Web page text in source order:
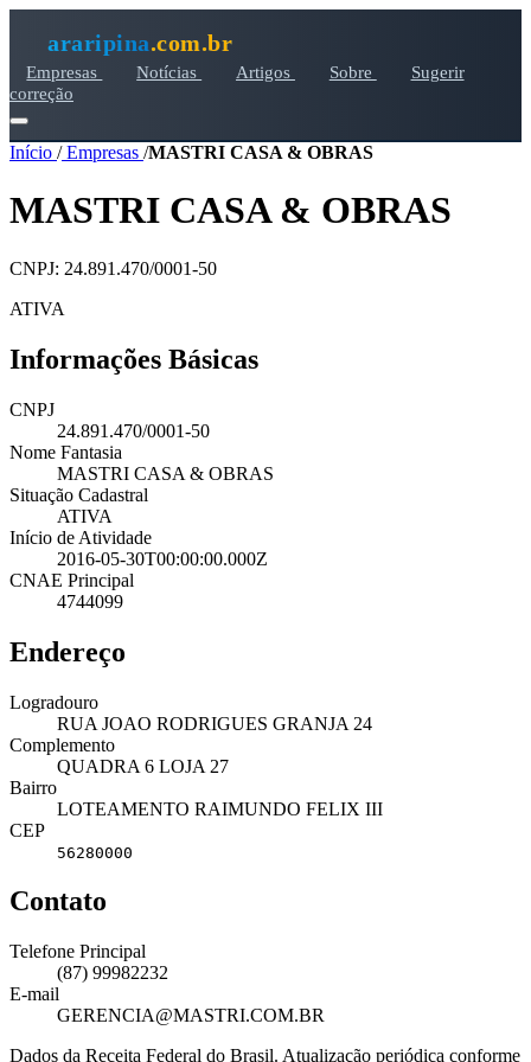
araripina.com.br
Empresas Notícias Artigos Sobre
Sugerir
correção
Início /Empresas /MASTRI CASA & OBRAS
MASTRI CASA & OBRAS
CNPJ: 24.891.470/0001-50
ATIVA
Informações Básicas
CNPJ
24.891.470/0001-50
Nome Fantasia
MASTRI CASA & OBRAS
Situação Cadastral
ATIVA
Início de Atividade
2016-05-30T00:00:00.000Z
CNAE Principal
4744099
Endereço
Logradouro
RUA JOAO RODRIGUES GRANJA 24
Complemento
QUADRA 6 LOJA 27
Bairro
LOTEAMENTO RAIMUNDO FELIX III
CEP
56280000
Contato
Telefone Principal
(87) 99982232
E-mail
GERENCIA@MASTRI.COM.BR
Dados da Receita Federal do Brasil. Atualização periódica conforme